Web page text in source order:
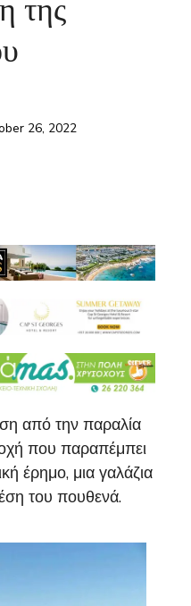
26, 2022
από την παραλία
που παραπέμπει
έρημο, μια γαλάζια
του πουθενά.